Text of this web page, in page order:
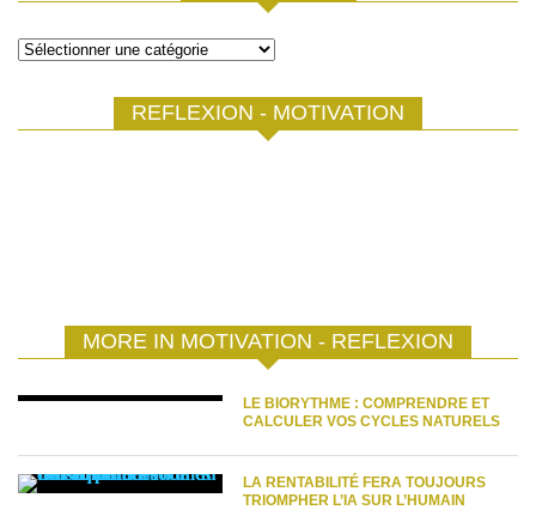
Catégories
REFLEXION - MOTIVATION
MORE IN MOTIVATION - REFLEXION
LE BIORYTHME : COMPRENDRE ET
CALCULER VOS CYCLES NATURELS
LA RENTABILITÉ FERA TOUJOURS
TRIOMPHER L’IA SUR L’HUMAIN